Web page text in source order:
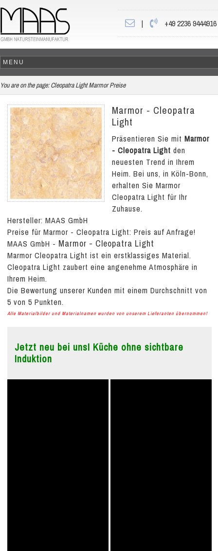
| +49 2236 9444916
You are on the page: Cleopatra Light Marmor Preise
Marmor - Cleopatra
Light
Präsentieren Sie mit Marmor
- Cleopatra Light den
neuesten Trend in Ihrem
Heim. Bei uns, in Köln-Bonn,
erhalten Sie Marmor
Cleopatra Light für Ihr
Zuhause.
Hersteller: MAAS GmbH
Preise für Marmor - Cleopatra Light: Preis auf Anfrage!
MAAS GmbH - Marmor - Cleopatra Light
Marmor Cleopatra Light ist ein erstklassiges Material.
Cleopatra Light zaubert eine angenehme Atmosphäre in
Ihrem Heim.
Die Bewertung unserer Kunden mit einem Durchschnitt von
5 von 5 Punkten.
Alle Materialbilder und Materialnamen wurden von unserem Lieferanten übernommen!
Jetzt neu bei uns! Küche ohne sichtbare
Induktion